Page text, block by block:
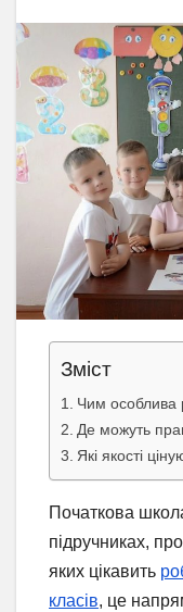
Зміст
Чим особлива
Де можуть
Які якості
Початкова
підручниках,
яких цікавить
класів, це